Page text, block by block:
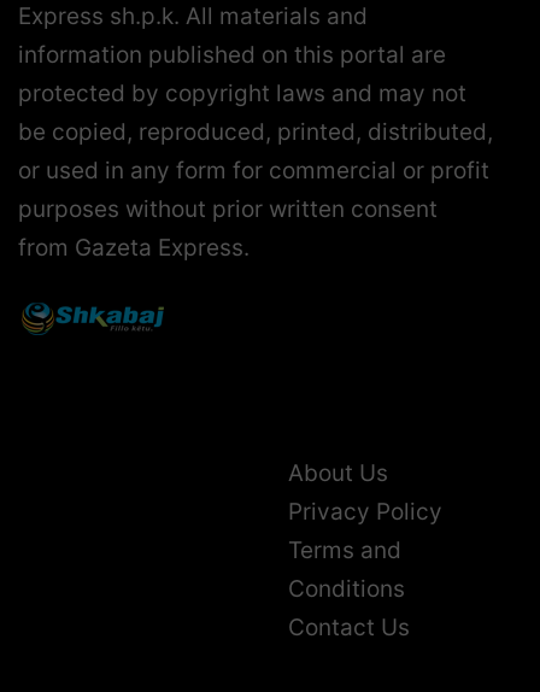
Express sh.p.k. All materials and
information published on this portal are
protected by copyright laws and may not
be copied, reproduced, printed, distributed,
or used in any form for commercial or profit
purposes without prior written consent
from Gazeta Express.
About Us
Privacy Policy
Terms and
Conditions
Contact Us